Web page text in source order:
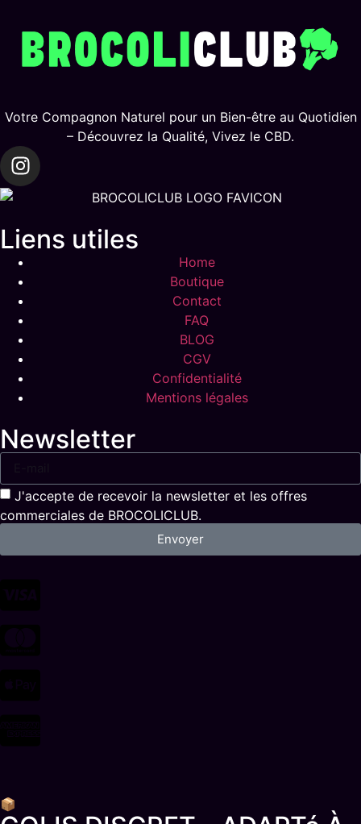
Votre Compagnon Naturel pour un Bien-être au Quotidien
– Découvrez la Qualité, Vivez le CBD.
Liens utiles
Home
Boutique
Contact
FAQ
BLOG
CGV
Confidentialité
Mentions légales
Newsletter
J'accepte de recevoir la newsletter et les offres
commerciales de BROCOLICLUB.
Envoyer
📦